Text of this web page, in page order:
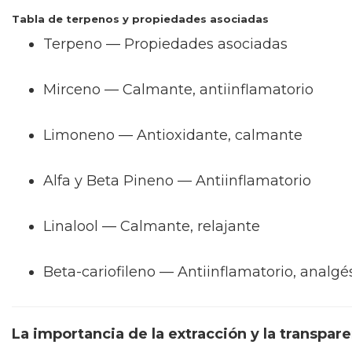
Tabla de terpenos y propiedades asociadas
Terpeno — Propiedades asociadas
Mirceno — Calmante, antiinflamatorio
Limoneno — Antioxidante, calmante
Alfa y Beta Pineno — Antiinflamatorio
Linalool — Calmante, relajante
Beta-cariofileno — Antiinflamatorio,
La importancia de la extracción y la